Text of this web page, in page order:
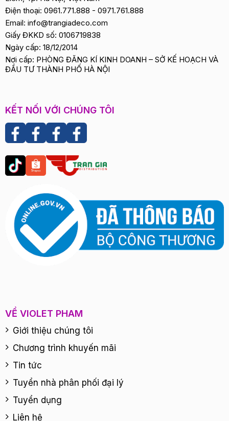
Điện thoại: 0961.771.888 - 0971.761.888
Email: info@trangiadeco.com
Giấy ĐKKD số: 0106719838
Ngày cấp: 18/12/2014
Nơi cấp: PHÒNG ĐĂNG KÍ KINH DOANH – SỞ KẾ HOẠCH VÀ
ĐẦU TƯ THÀNH PHỐ HÀ NỘI
KẾT NỐI VỚI CHÚNG TÔI
VỀ VIOLET PHAM
Giới thiệu chúng tôi
Chương trình khuyến mãi
Tin tức
Tuyển nhà phân phối đại lý
Tuyển dụng
Liên hệ